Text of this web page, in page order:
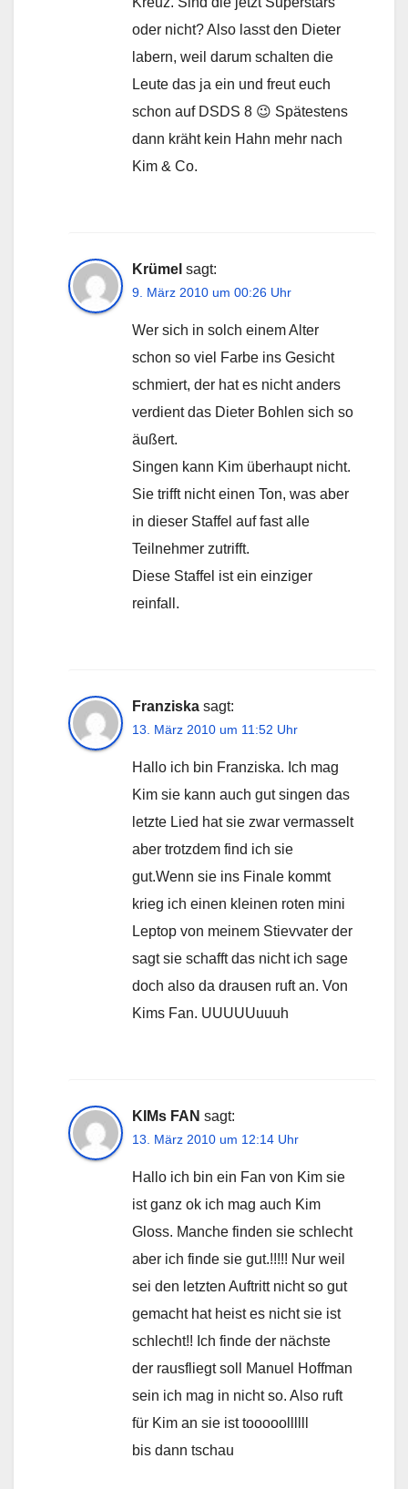
oder nicht? Also lasst den Dieter
labern, weil darum schalten die
Leute das ja ein und freut euch
schon auf DSDS 8 😉 Spätestens
dann kräht kein Hahn mehr nach
Kim & Co.
Krümel sagt:
9. März 2010 um 00:26 Uhr
Wer sich in solch einem Alter
schon so viel Farbe ins Gesicht
schmiert, der hat es nicht anders
verdient das Dieter Bohlen sich so
äußert.
Singen kann Kim überhaupt nicht.
Sie trifft nicht einen Ton, was aber
in dieser Staffel auf fast alle
Teilnehmer zutrifft.
Diese Staffel ist ein einziger
reinfall.
Franziska sagt:
13. März 2010 um 11:52 Uhr
Hallo ich bin Franziska. Ich mag
Kim sie kann auch gut singen das
letzte Lied hat sie zwar vermasselt
aber trotzdem find ich sie
gut.Wenn sie ins Finale kommt
krieg ich einen kleinen roten mini
Leptop von meinem Stievvater der
sagt sie schafft das nicht ich sage
doch also da drausen ruft an. Von
Kims Fan. UUUUUuuuh
KIMs FAN sagt:
13. März 2010 um 12:14 Uhr
Hallo ich bin ein Fan von Kim sie
ist ganz ok ich mag auch Kim
Gloss. Manche finden sie schlecht
aber ich finde sie gut.!!!!! Nur weil
sei den letzten Auftritt nicht so gut
gemacht hat heist es nicht sie ist
schlecht!! Ich finde der nächste
der rausfliegt soll Manuel Hoffman
sein ich mag in nicht so. Also ruft
für Kim an sie ist tooooollllll
bis dann tschau